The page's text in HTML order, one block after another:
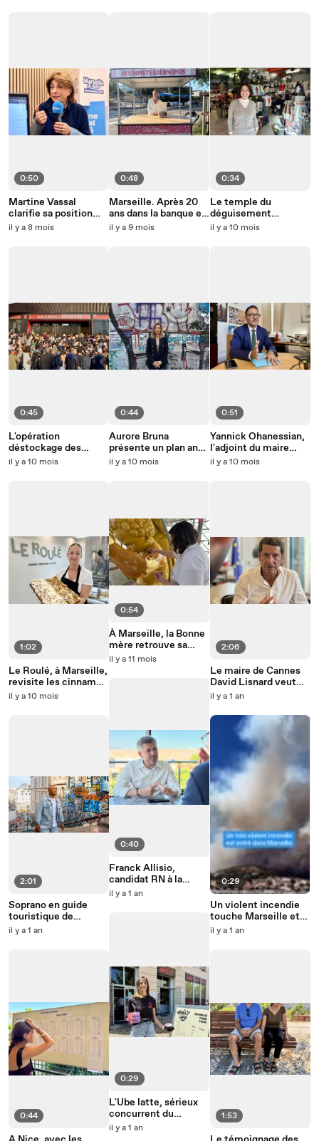
0:50
Martine Vassal
clarifie sa position
après sa sortie
il y a 8 mois
0:45
L'opération
déstockage des
Galeries Lafayette à
il y a 10 mois
1:02
Le Roulé, à Marseille,
revisite les cinnamon
rolls
il y a 10 mois
2:01
Soprano en guide
touristique de
Marseille
il y a 1 an
0:44
0:48
Marseille. Après 20
ans dans la banque et
un gros burn-out, elle
il y a 9 mois
0:44
Aurore Bruna
présente un plan anti-
tags à Marseille
il y a 10 mois
0:54
À Marseille, la Bonne
mère retrouve sa
dorure
il y a 11 mois
0:40
Franck Allisio,
candidat RN à la
mairie de Marseille,
il y a 1 an
0:29
L'Ube latte, sérieux
concurrent du
matcha, fait fureur à
il y a 1 an
0:34
Le temple du
déguisement
marseillais ferme ses
il y a 10 mois
0:51
Yannick Ohanessian,
l'adjoint du maire
Benoît Payan à la
il y a 10 mois
2:06
Le maire de Cannes
David Lisnard veut
une primaire à droite
présidentielle de
il y a 1 an
0:29
Un violent incendie
touche Marseille et
les Bouches-du-
il y a 1 an
1:53